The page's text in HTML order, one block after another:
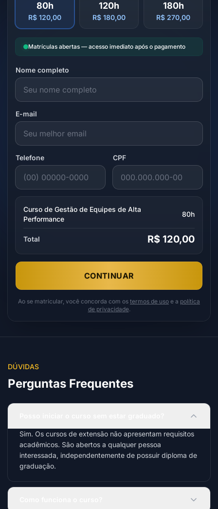
80h
R$ 120,00
120h
R$ 180,00
180h
R$ 270,00
Matrículas abertas — acesso imediato após o pagamento
Nome completo
E-mail
Telefone CPF
Curso de Gestão de Equipes de Alta
Performance
80h
Total R$ 120,00
CONTINUAR
Ao se matricular, você concorda com os termos de uso e a política
de privacidade.
DÚVIDAS
Perguntas Frequentes
Sim. Os cursos de extensão não apresentam requisitos
acadêmicos. São abertos a qualquer pessoa
interessada, independentemente de possuir diploma de
graduação.